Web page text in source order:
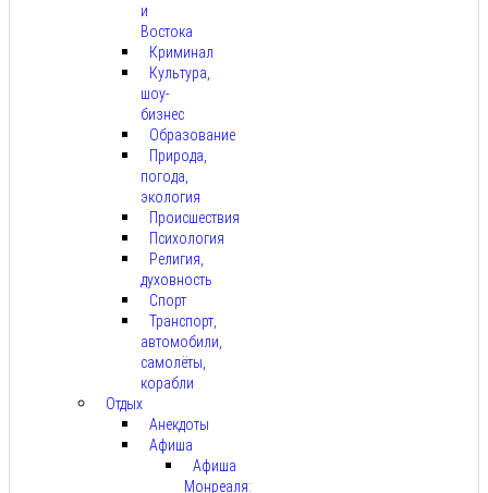
и
Востока
Криминал
Культура,
шоу-
бизнес
Образование
Природа,
погода,
экология
Происшествия
Психология
Религия,
духовность
Спорт
Транспорт,
автомобили,
самолёты,
корабли
Отдых
Анекдоты
Афиша
Афиша
Монреаля: